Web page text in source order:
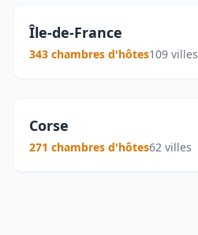
Île-de-France
343 chambres d'hôtes109 villes
Corse
271 chambres d'hôtes62 villes